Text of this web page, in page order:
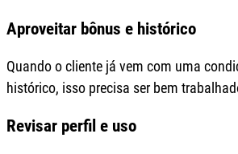
Aproveitar bônus e histórico
Quando o cliente já vem com uma
histórico, isso precisa ser bem
Revisar perfil e uso